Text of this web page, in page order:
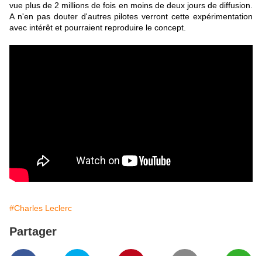
vue plus de 2 millions de fois en moins de deux jours de diffusion.
A n'en pas douter d'autres pilotes verront cette expérimentation
avec intérêt et pourraient reproduire le concept.
#Charles Leclerc
Partager